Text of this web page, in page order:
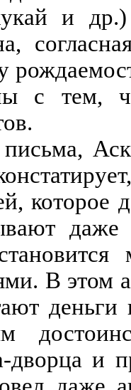
и
с
письма,
которое
В этом
дворца и